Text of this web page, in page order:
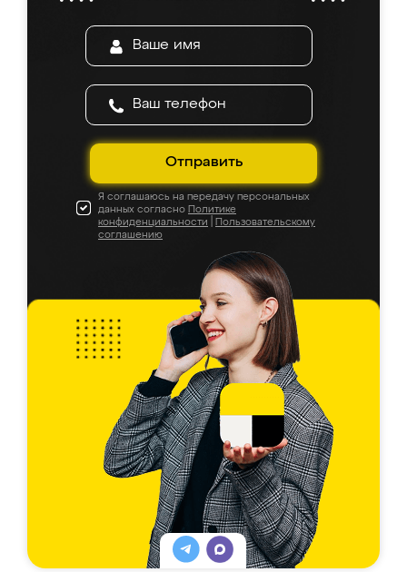
Отправить
Я соглашаюсь на передачу персональных
данных согласно Политике
конфиденциальности
Пользовательскому
соглашению